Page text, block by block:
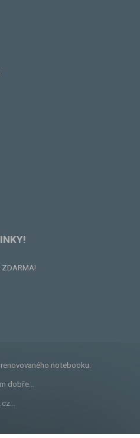
notebooku.
dobře...